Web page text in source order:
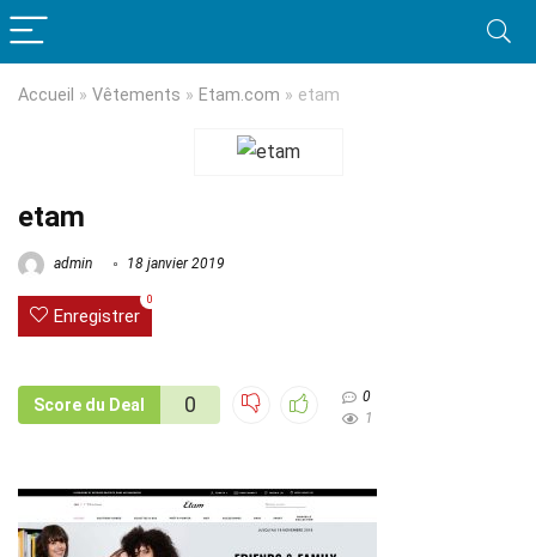
Accueil » Vêtements » Etam.com » etam
etam
admin 18 janvier 2019
Enregistrer
0
Score du Deal 0
0
1